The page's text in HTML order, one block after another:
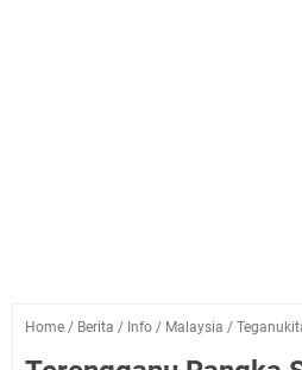
Home / Berita / Info / Malaysia /